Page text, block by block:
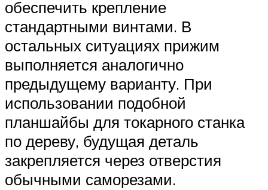
обеспечить крепление
стандартными винтами. В
остальных ситуациях прижим
выполняется аналогично
предыдущему варианту. При
использовании подобной
планшайбы для токарного станка
по дереву, будущая деталь
закрепляется через отверстия
обычными саморезами.